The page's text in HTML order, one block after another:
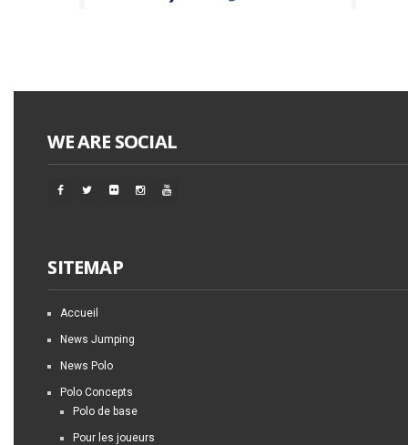
WE ARE SOCIAL
SITEMAP
Accueil
News Jumping
News Polo
Polo Concepts
Polo de base
Pour les joueurs